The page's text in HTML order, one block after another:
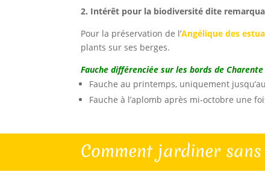
2. Intérêt pour la biodiversité dite
Pour la préservation de l’Angélique des
plants sur ses berges.
Fauche différenciée sur les bords de Charente
Fauche au printemps, uniquement
Fauche à l’aplomb après mi-octobre une
Comment jardiner